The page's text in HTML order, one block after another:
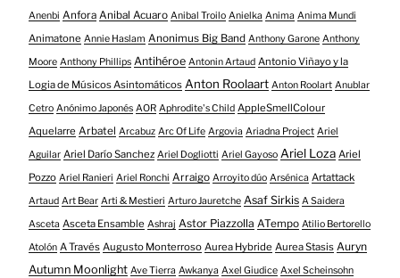
Anenbi Anfora Anibal Acuaro Anibal Troilo Anielka Anima Anima Mundi
Animatone Annie Haslam Anonimus Big Band Anthony Garone Anthony
Moore Anthony Phillips Antihéroe Antonin Artaud Antonio Viñayo y la
Logia de Músicos Asintomáticos Anton Roolaart Anton Roolart Anublar
Cetro Anónimo Japonés AOR Aphrodite's Child AppleSmellColour
Aquelarre Arbatel Arcabuz Arc Of Life Argovia Ariadna Project Ariel
Aguilar Ariel Darío Sanchez Ariel Dogliotti Ariel Gayoso Ariel Loza Ariel
Pozzo Ariel Ranieri Ariel Ronchi Arraigo Arroyito dúo Arsénica Artattack
Artaud Art Bear Arti & Mestieri Arturo Jauretche Asaf Sirkis A Saidera
Asceta Asceta Ensamble Ashraj Astor Piazzolla ATempo Atilio Bertorello
Atolón A Través Augusto Monterroso Aurea Hybride Aurea Stasis Auryn
Autumn Moonlight Ave Tierra Awkanya Axel Giudice Axel Scheinsohn